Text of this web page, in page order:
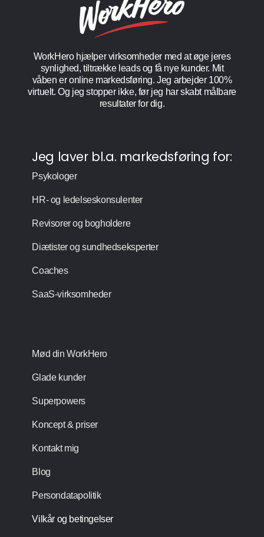
WorkHero hjælper virksomheder med at øge jeres
synlighed, tiltrække leads og få nye kunder. Mit
våben er online markedsføring. Jeg arbejder 100%
virtuelt. Og jeg stopper ikke, før jeg har skabt målbare
resultater for dig.
Jeg laver bl.a. markedsføring for:
Psykologer
HR- og ledelseskonsulenter
Revisorer og bogholdere
Diætister og sundhedseksperter
Coaches
SaaS-virksomheder
Mød din WorkHero
Glade kunder
Superpowers
Koncept & priser
Kontakt mig
Blog
Persondatapolitik
Vilkår og betingelser